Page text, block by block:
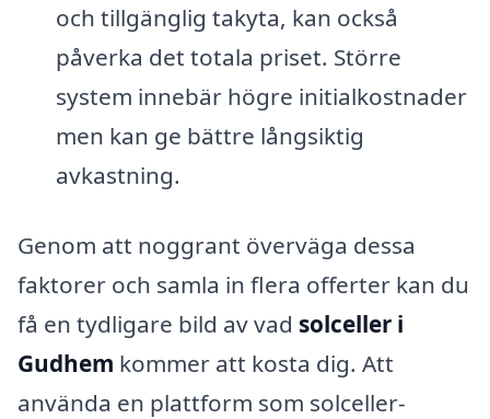
och tillgänglig takyta, kan också
påverka det totala priset. Större
system innebär högre initialkostnader
men kan ge bättre långsiktig
avkastning.
Genom att noggrant överväga dessa
faktorer och samla in flera offerter kan du
få en tydligare bild av vad solceller i
Gudhem kommer att kosta dig. Att
använda en plattform som solceller-